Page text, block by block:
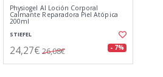
Physiogel AI Loción Corporal
Calmante Reparadora Piel Atópica
200ml
STIEFEL
24,27€ 26,08€ - 7%